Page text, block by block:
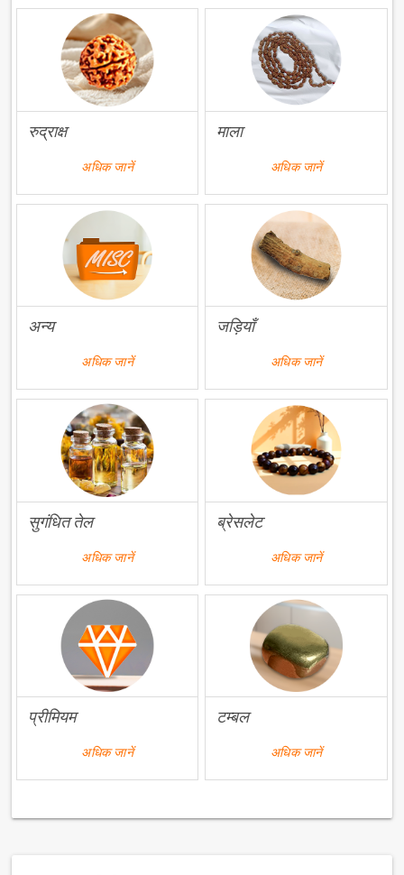
रुद्राक्ष
अधिक जानें
माला
अधिक जानें
अन्य
अधिक जानें
जड़ियाँ
अधिक जानें
सुगंधित तेल
अधिक जानें
ब्रेसलेट
अधिक जानें
प्रीमियम
अधिक जानें
टम्बल
अधिक जानें